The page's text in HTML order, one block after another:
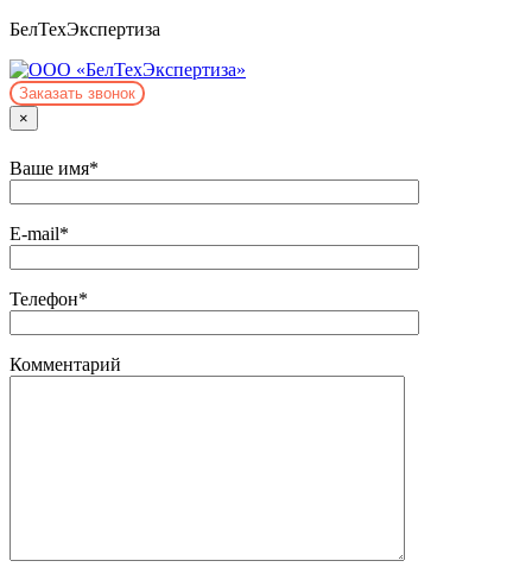
Skip
content
БелТехЭкспертиза
Заказать звонок
×
Ваше имя*
E-mail*
Телефон*
Комментарий